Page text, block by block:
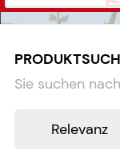
Sie suchen